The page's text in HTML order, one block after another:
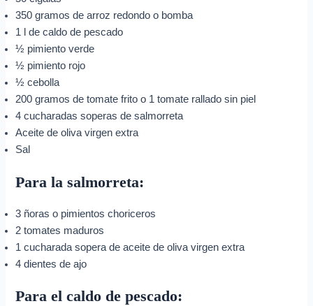
350 gramos de arroz redondo o bomba
1 l de caldo de pescado
½ pimiento verde
½ pimiento rojo
½ cebolla
200 gramos de tomate frito o 1 tomate rallado sin piel
4 cucharadas soperas de salmorreta
Aceite de oliva virgen extra
Sal
Para la salmorreta:
3 ñoras o pimientos choriceros
2 tomates maduros
1 cucharada sopera de aceite de oliva virgen extra
4 dientes de ajo
Para el caldo de pescado: